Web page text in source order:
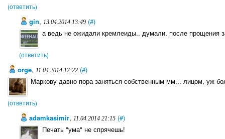
(ответить)
gin, 13.04.2014 13:49 (#)
а ведь не ожидали кремлеиды.. думали, после прощения
(ответить)
orge, 11.04.2014 17:22 (#)
Маркову давно пора заняться собственным мм... лицом, уж
(ответить)
adamkasimir, 11.04.2014 21:15 (#)
Печать "ума" не спрячешь!